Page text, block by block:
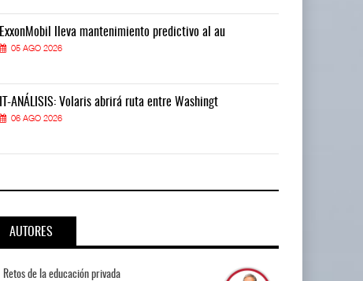
ExxonMobil lleva mantenimiento predictivo al au
05 AGO 2026
IT-ANÁLISIS: Volaris abrirá ruta entre Washingt
06 AGO 2026
AUTORES
Retos de la educación privada